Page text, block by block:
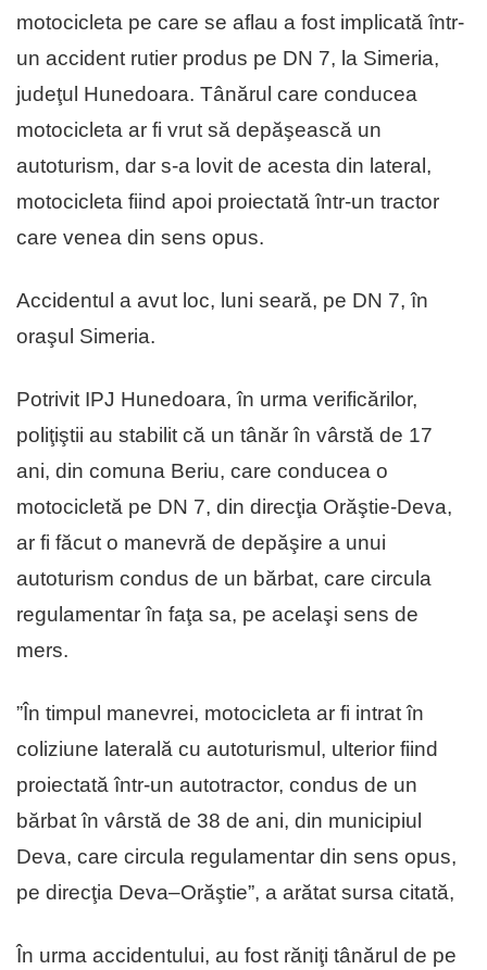
motocicleta pe care se aflau a fost implicată într-
un accident rutier produs pe DN 7, la Simeria,
judeţul Hunedoara. Tânărul care conducea
motocicleta ar fi vrut să depăşească un
autoturism, dar s-a lovit de acesta din lateral,
motocicleta fiind apoi proiectată într-un tractor
care venea din sens opus.
Accidentul a avut loc, luni seară, pe DN 7, în
oraşul Simeria.
Potrivit IPJ Hunedoara, în urma verificărilor,
poliţiştii au stabilit că un tânăr în vârstă de 17
ani, din comuna Beriu, care conducea o
motocicletă pe DN 7, din direcţia Orăştie-Deva,
ar fi făcut o manevră de depăşire a unui
autoturism condus de un bărbat, care circula
regulamentar în faţa sa, pe acelaşi sens de
mers.
”În timpul manevrei, motocicleta ar fi intrat în
coliziune laterală cu autoturismul, ulterior fiind
proiectată într-un autotractor, condus de un
bărbat în vârstă de 38 de ani, din municipiul
Deva, care circula regulamentar din sens opus,
pe direcţia Deva–Orăştie”, a arătat sursa citată,
În urma accidentului, au fost răniţi tânărul de pe